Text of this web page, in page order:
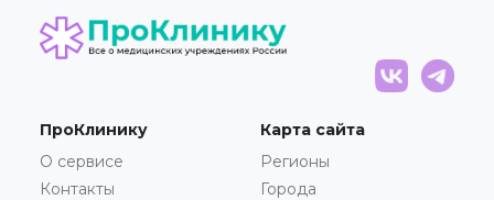
ПроКлинику
О сервисе
Контакты
Карта сайта
Регионы
Города